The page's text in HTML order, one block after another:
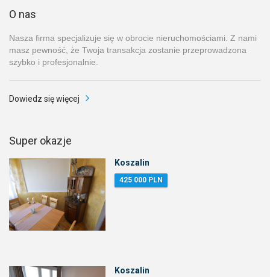
O nas
Nasza firma specjalizuje się w obrocie nieruchomościami. Z nami
masz pewność, że Twoja transakcja zostanie przeprowadzona
szybko i profesjonalnie.
Dowiedz się więcej
Super okazje
Koszalin
425 000 PLN
Koszalin